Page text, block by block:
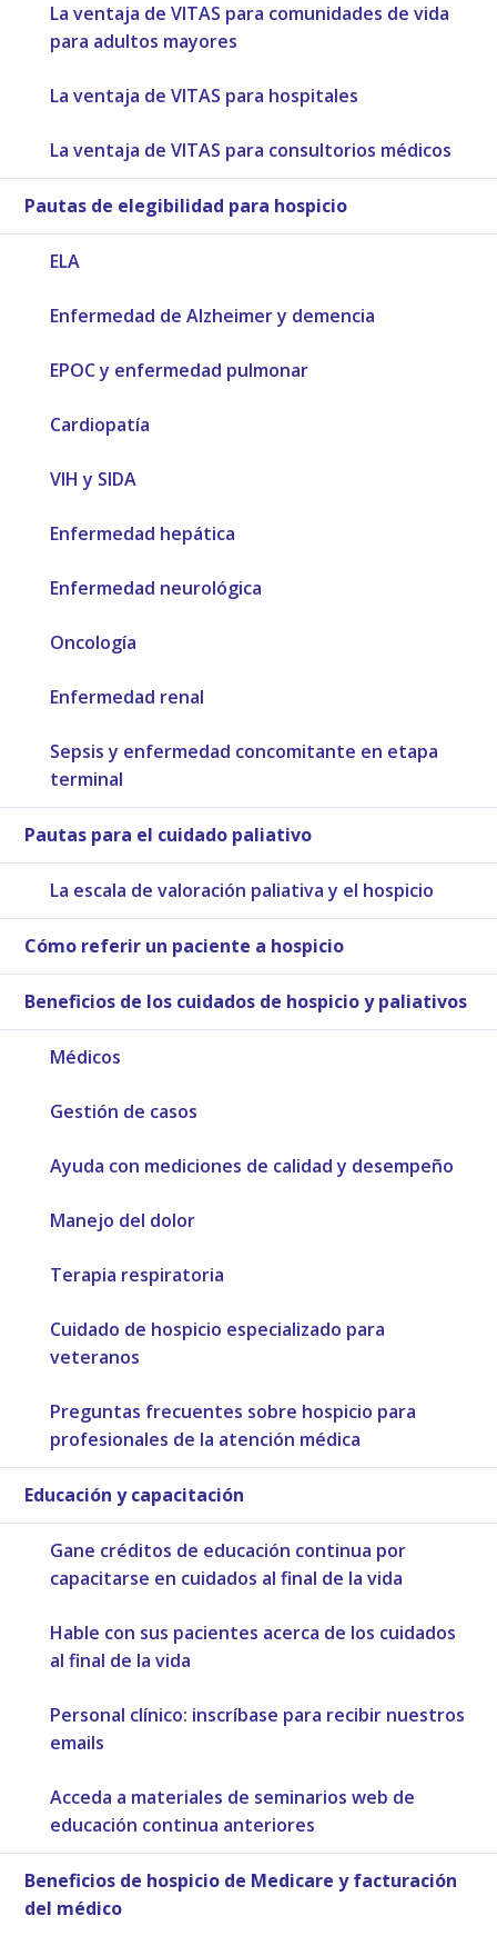
La ventaja de VITAS para comunidades de vida
para adultos mayores
La ventaja de VITAS para hospitales
La ventaja de VITAS para consultorios médicos
Pautas de elegibilidad para hospicio
ELA
Enfermedad de Alzheimer y demencia
EPOC y enfermedad pulmonar
Cardiopatía
VIH y SIDA
Enfermedad hepática
Enfermedad neurológica
Oncología
Enfermedad renal
Sepsis y enfermedad concomitante en etapa
terminal
Pautas para el cuidado paliativo
La escala de valoración paliativa y el hospicio
Cómo referir un paciente a hospicio
Beneficios de los cuidados de hospicio y paliativos
Médicos
Gestión de casos
Ayuda con mediciones de calidad y desempeño
Manejo del dolor
Terapia respiratoria
Cuidado de hospicio especializado para
veteranos
Preguntas frecuentes sobre hospicio para
profesionales de la atención médica
Educación y capacitación
Gane créditos de educación continua por
capacitarse en cuidados al final de la vida
Hable con sus pacientes acerca de los cuidados
al final de la vida
Personal clínico: inscríbase para recibir nuestros
emails
Acceda a materiales de seminarios web de
educación continua anteriores
Beneficios de hospicio de Medicare y facturación
del médico